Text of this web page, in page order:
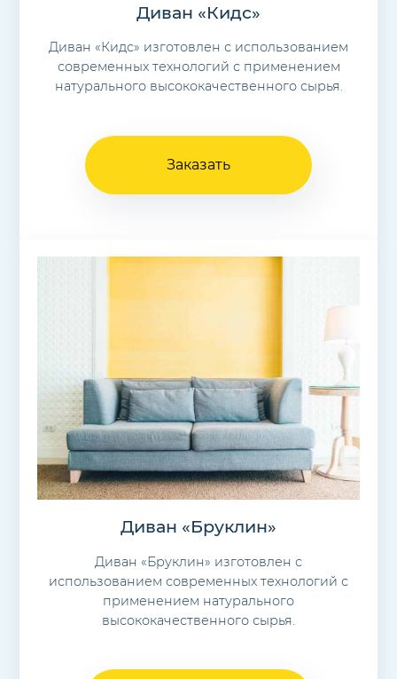
Диван «Кидс»
Диван «Кидс» изготовлен с использованием
современных технологий с применением
натурального высококачественного сырья.
Заказать
Диван «Бруклин»
Диван «Бруклин» изготовлен с
использованием современных технологий с
применением натурального
высококачественного сырья.